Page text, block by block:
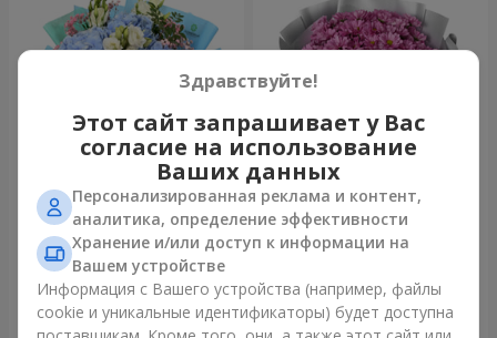
Букет "Маленький принц"
3 513 грн
Заказать
Букет "Твои хризантемы"
Заказать
Здравствуйте!
Этот сайт запрашивает у Вас
согласие на использование
Ваших данных
Персонализированная реклама и контент,
аналитика, определение эффективности
Хранение и/или доступ к информации на
Вашем устройстве
Информация с Вашего устройства (например, файлы
cookie и уникальные идентификаторы) будет доступна